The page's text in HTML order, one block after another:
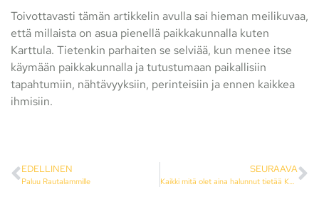
Toivottavasti tämän artikkelin avulla sai hieman meilikuvaa,
että millaista on asua pienellä paikkakunnalla kuten
Karttula. Tietenkin parhaiten se selviää, kun menee itse
käymään paikkakunnalla ja tutustumaan paikallisiin
tapahtumiin, nähtävyyksiin, perinteisiin ja ennen kaikkea
ihmisiin.
EDELLINEN
Paluu Rautalammille
SEURAAVA
Kaikki mitä olet aina halunnut tietää Karttulasta